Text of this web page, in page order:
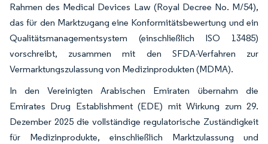
Rahmen des Medical Devices Law (Royal Decree No. M/54),
das für den Marktzugang eine Konformitätsbewertung und ein
Qualitätsmanagementsystem (einschließlich ISO 13485)
vorschreibt, zusammen mit den SFDA-Verfahren zur
Vermarktungszulassung von Medizinprodukten (MDMA).
In den Vereinigten Arabischen Emiraten übernahm die
Emirates Drug Establishment (EDE) mit Wirkung zum 29.
Dezember 2025 die vollständige regulatorische Zuständigkeit
für Medizinprodukte, einschließlich Marktzulassung und